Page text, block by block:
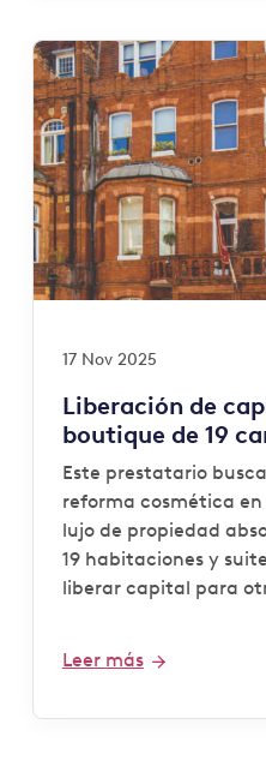
17 Nov 2025
Liberación de
boutique de 19
Este prestatario
reforma cosmética
lujo de propiedad
19 habitaciones y
liberar capital para
Leer más